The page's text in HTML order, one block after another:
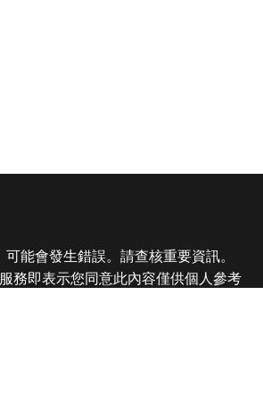
能會發生錯誤。請查核重要資訊。
務即表示您同意此內容僅供個人參考